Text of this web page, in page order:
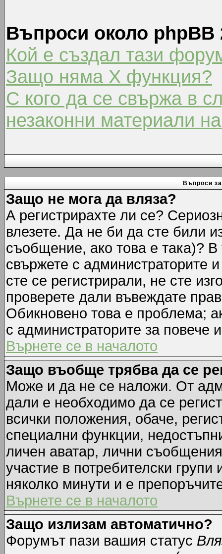
Въпроси около phpBB
Кой е създал тази
Защо няма X функция?
С кого да се свържа в
незаконни материали
Въпроси
Защо не мога да вляза?
А регистрирахте ли се?
влезете. Да не би да сте били
съобщение, ако това е така)?
свържете с администраторите
сте се регистрирали, не сте
проверете дали въвеждате
Обикновено това е проблема;
с администраторите за повече
Върнете се в началото
Защо въобще трябва да се
Може и да не се наложи. От
дали е необходимо да се
всички положения, обаче,
специални функции,
личен аватар, лични
участие в потребителски
няколко минути и е
Върнете се в началото
Защо излизам автоматично?
Форумът пази вашия статус